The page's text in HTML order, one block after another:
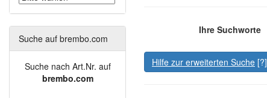
Ihre Suchworte
Hilfe zur erweiterten Suche [?]
Suche auf brembo.com
Suche nach Art.Nr. auf
brembo.com